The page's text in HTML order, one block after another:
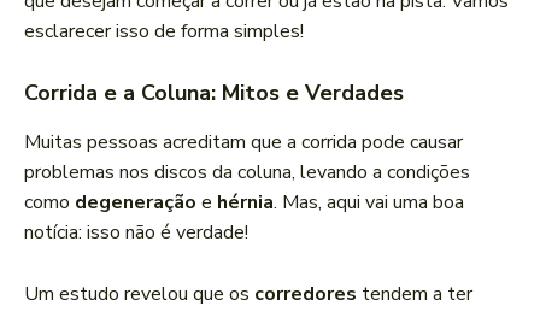
esclarecer isso de forma simples!
Corrida e a Coluna: Mitos e Verdades
Muitas pessoas acreditam que a corrida pode causar
problemas nos discos da coluna, levando a condições
como degeneração e hérnia. Mas, aqui vai uma boa
notícia: isso não é verdade!
Um estudo revelou que os corredores tendem a ter